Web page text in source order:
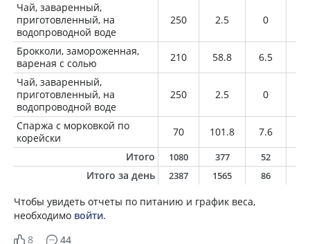
Чай, заваренный,
приготовленный, на
водопроводной воде
250 2.5 0
Брокколи, замороженная,
вареная с солью
210 58.8 6.5
Чай, заваренный,
приготовленный, на
водопроводной воде
250 2.5 0
Спаржа с морковкой по
корейски
70 101.8 7.6
Итого
1080 377 52
Итого за день 2387 1565 86
Чтобы увидеть отчеты по питанию и график веса,
необходимо войти.
8
44